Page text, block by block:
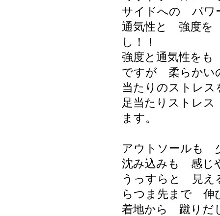
サイドへの パワ
通気性と 強度を
し！！
強度と通気性を
ですが 柔らか
当たりのストレ
足当たりストレ
ます。
アウトソール
沈み込みも 感じ
うっすらと 見
らつま先まで 伸
着地から 蹴りだ